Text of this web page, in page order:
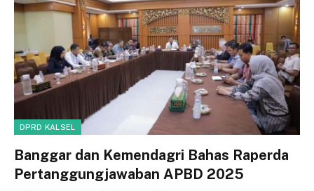
DPRD KALSEL
Banggar dan Kemendagri Bahas Raperda
Pertanggungjawaban APBD 2025